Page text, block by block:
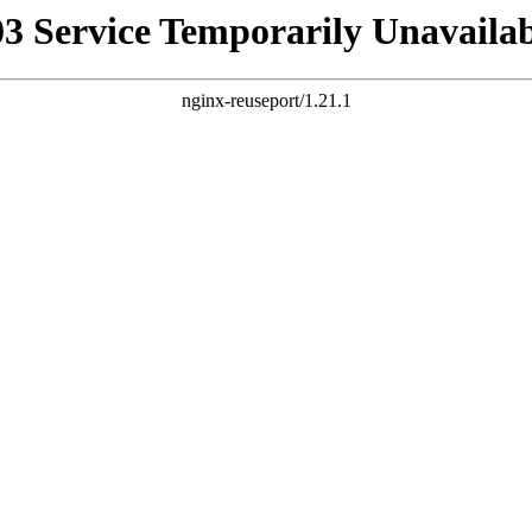
Service Temporarily
nginx-reuseport/1.21.1